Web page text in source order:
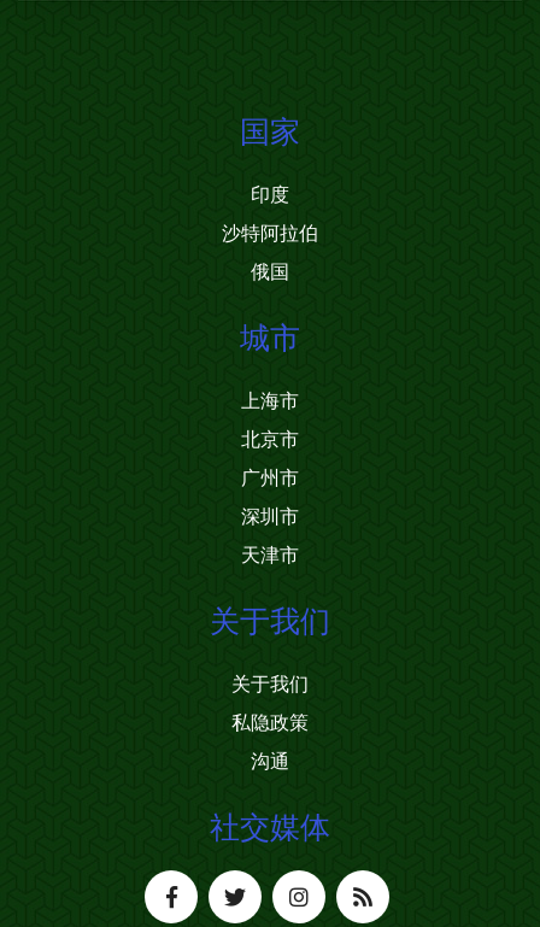
国家
印度
沙特阿拉伯
俄国
城市
上海市
北京市
广州市
深圳市
天津市
关于我们
关于我们
私隐政策
沟通
社交媒体